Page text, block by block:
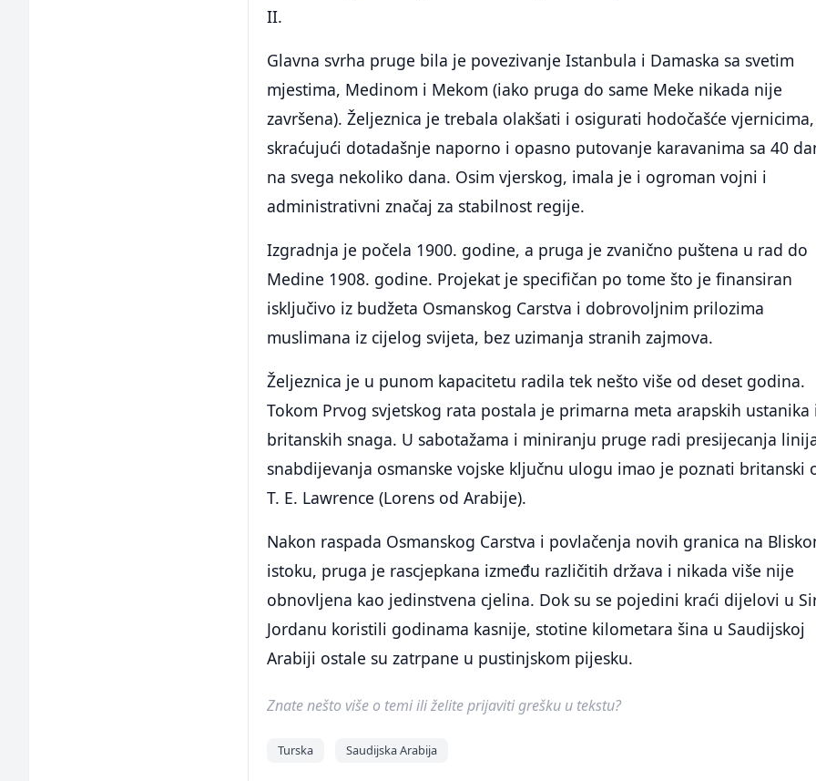
II.
Glavna svrha pruge bila je povezivanje Istanbula i Damaska sa svetim
mjestima, Medinom i Mekom (iako pruga do same Meke nikada nije
završena). Željeznica je trebala olakšati i osigurati hodočašće vjernicima,
skraćujući dotadašnje naporno i opasno putovanje karavanima sa 40
na svega nekoliko dana. Osim vjerskog, imala je i ogroman vojni i
administrativni značaj za stabilnost regije.
Izgradnja je počela 1900. godine, a pruga je zvanično puštena u rad do
Medine 1908. godine. Projekat je specifičan po tome što je finansiran
isključivo iz budžeta Osmanskog Carstva i dobrovoljnim prilozima
muslimana iz cijelog svijeta, bez uzimanja stranih zajmova.
Željeznica je u punom kapacitetu radila tek nešto više od deset godina.
Tokom Prvog svjetskog rata postala je primarna meta arapskih ustanika i
britanskih snaga. U sabotažama i miniranju pruge radi presijecanja
snabdijevanja osmanske vojske ključnu ulogu imao je poznati britanski
T. E. Lawrence (Lorens od Arabije).
Nakon raspada Osmanskog Carstva i povlačenja novih granica na
istoku, pruga je rascjepkana između različitih država i nikada više nije
obnovljena kao jedinstvena cjelina. Dok su se pojedini kraći dijelovi u
Jordanu koristili godinama kasnije, stotine kilometara šina u Saudijskoj
Arabiji ostale su zatrpane u pustinjskom pijesku.
Znate nešto više o temi ili želite prijaviti grešku u tekstu?
Turska Saudijska Arabija